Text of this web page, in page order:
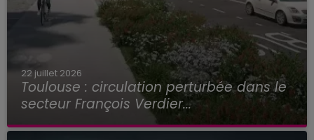
22 juillet 2026
Toulouse : circulation perturbée dans le
secteur François Verdier...